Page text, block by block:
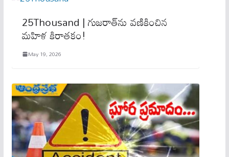
25Thousand | గుజరాత్‌ను వణికించిన
మహిళ కిరాతకం!
May 19, 2026